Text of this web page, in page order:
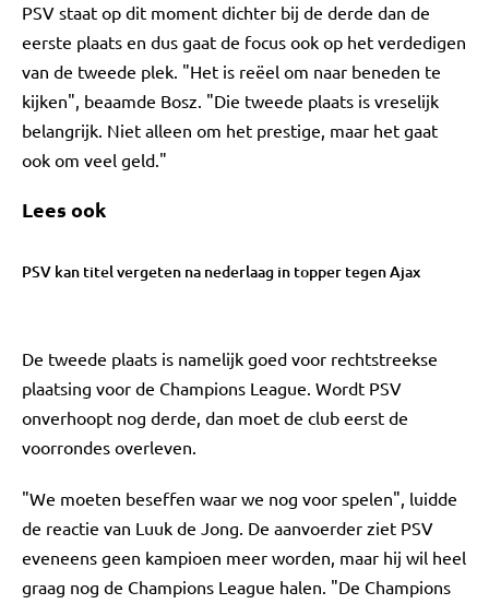
PSV staat op dit moment dichter bij de derde dan de
eerste plaats en dus gaat de focus ook op het verdedigen
van de tweede plek. "Het is reëel om naar beneden te
kijken", beaamde Bosz. "Die tweede plaats is vreselijk
belangrijk. Niet alleen om het prestige, maar het gaat
ook om veel geld."
Lees ook
PSV kan titel vergeten na nederlaag in topper tegen Ajax
De tweede plaats is namelijk goed voor rechtstreekse
plaatsing voor de Champions League. Wordt PSV
onverhoopt nog derde, dan moet de club eerst de
voorrondes overleven.
"We moeten beseffen waar we nog voor spelen", luidde
de reactie van Luuk de Jong. De aanvoerder ziet PSV
eveneens geen kampioen meer worden, maar hij wil heel
graag nog de Champions League halen. "De Champions